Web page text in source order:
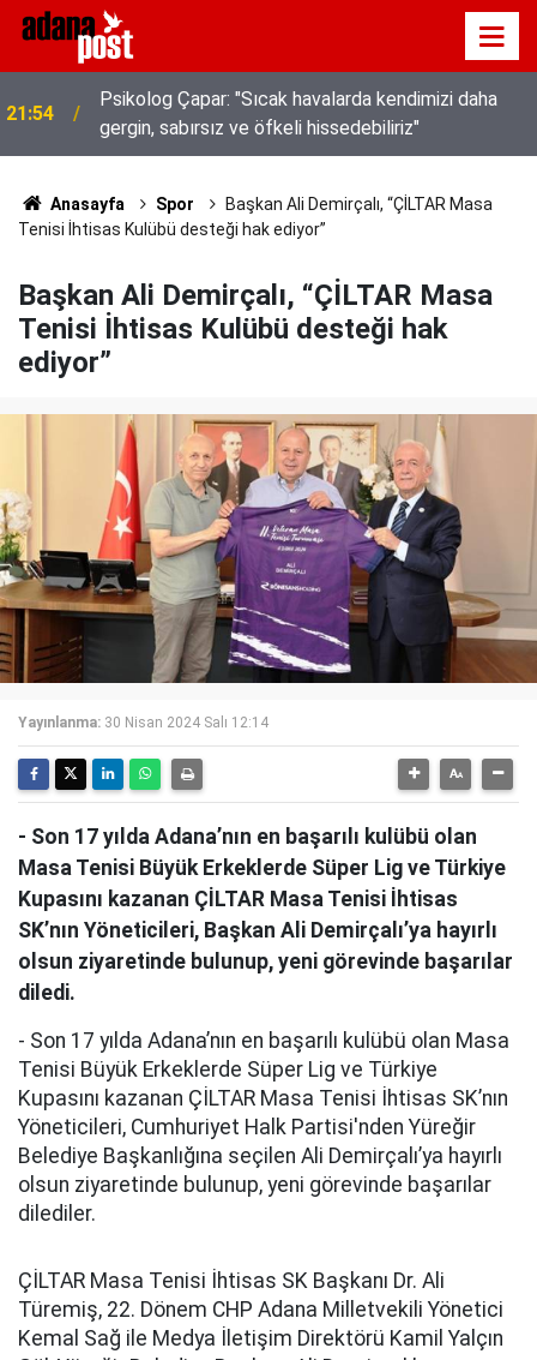
21:54
Psikolog Çapar: "Sıcak havalarda kendimizi daha
gergin, sabırsız ve öfkeli hissedebiliriz"
21:49
Kavurucu sıcakta hem kanalda yüzdüler hem karpuz
yediler
Anasayfa Spor
Başkan Ali Demirçalı, “ÇİLTAR Masa
Tenisi İhtisas Kulübü desteği hak ediyor”
Başkan Ali Demirçalı, “ÇİLTAR Masa
Tenisi İhtisas Kulübü desteği hak
ediyor”
Yayınlanma: 30 Nisan 2024 Salı 12:14
- Son 17 yılda Adana’nın en başarılı kulübü olan
Masa Tenisi Büyük Erkeklerde Süper Lig ve Türkiye
Kupasını kazanan ÇİLTAR Masa Tenisi İhtisas
SK’nın Yöneticileri, Başkan Ali Demirçalı’ya hayırlı
olsun ziyaretinde bulunup, yeni görevinde başarılar
diledi.
- Son 17 yılda Adana’nın en başarılı kulübü olan Masa
Tenisi Büyük Erkeklerde Süper Lig ve Türkiye
Kupasını kazanan ÇİLTAR Masa Tenisi İhtisas SK’nın
Yöneticileri, Cumhuriyet Halk Partisi'nden Yüreğir
Belediye Başkanlığına seçilen Ali Demirçalı’ya hayırlı
olsun ziyaretinde bulunup, yeni görevinde başarılar
dilediler.
ÇİLTAR Masa Tenisi İhtisas SK Başkanı Dr. Ali
Türemiş, 22. Dönem CHP Adana Milletvekili Yönetici
Kemal Sağ ile Medya İletişim Direktörü Kamil Yalçın